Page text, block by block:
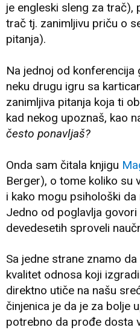
je engleski sleng za trač),
trač tj. zanimljivu priču o
pitanja).
Na jednoj od konferencija
neku drugu igru sa
zanimljiva pitanja koja ti
kad nekog upoznaš, kao
često ponavljaš?
Onda sam čitala knjigu
Berger), o tome koliko su
i kako mogu psihološki
Jedno od poglavlja
devedesetih sproveli
Sa jedne strane znamo
kvalitet odnosa koji
direktno utiče na našu
činjenica je da je za bolje
potrebno da prođe dosta